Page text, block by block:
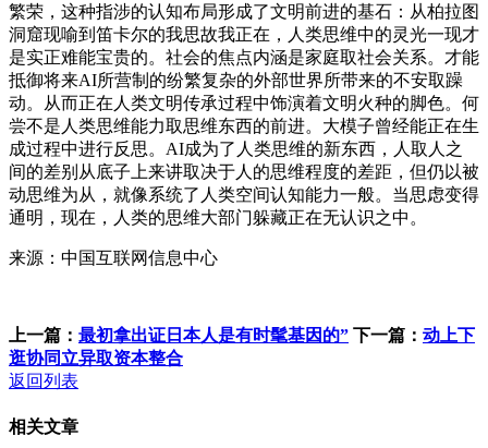
繁荣，这种指涉的认知布局形成了文明前进的基石：从柏拉图
洞窟现喻到笛卡尔的我思故我正在，人类思维中的灵光一现才
是实正难能宝贵的。社会的焦点内涵是家庭取社会关系。才能
抵御将来AI所营制的纷繁复杂的外部世界所带来的不安取躁
动。从而正在人类文明传承过程中饰演着文明火种的脚色。何
尝不是人类思维能力取思维东西的前进。大模子曾经能正在生
成过程中进行反思。AI成为了人类思维的新东西，人取人之
间的差别从底子上来讲取决于人的思维程度的差距，但仍以被
动思维为从，就像系统了人类空间认知能力一般。当思虑变得
通明，现在，人类的思维大部门躲藏正在无认识之中。
来源：中国互联网信息中心
上一篇： 最初拿出证日本人是有时髦基因的” 下一篇： 动上下
逛协同立异取资本整合
返回列表
相关文章